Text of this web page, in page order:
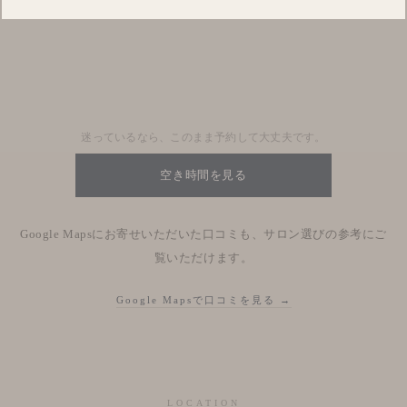
迷っているなら、このまま予約して大丈夫です。
空き時間を見る
Google Mapsにお寄せいただいた口コミも、サロン選びの参考にご
覧いただけます。
Google Mapsで口コミを見る →
LOCATION